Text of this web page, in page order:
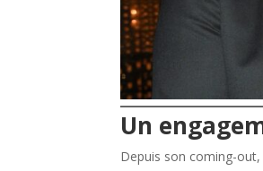
Un
Depuis son coming-